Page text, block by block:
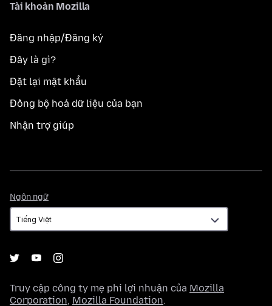
Tài khoản Mozilla
Đăng nhập/Đăng ký
Đây là gì?
Đặt lại mật khẩu
Đồng bộ hoá dữ liệu của bạn
Nhận trợ giúp
Ngôn ngữ
ngữ
Truy cập công ty mẹ phi lợi nhuận của Mozilla
Corporation, Mozilla Foundation.